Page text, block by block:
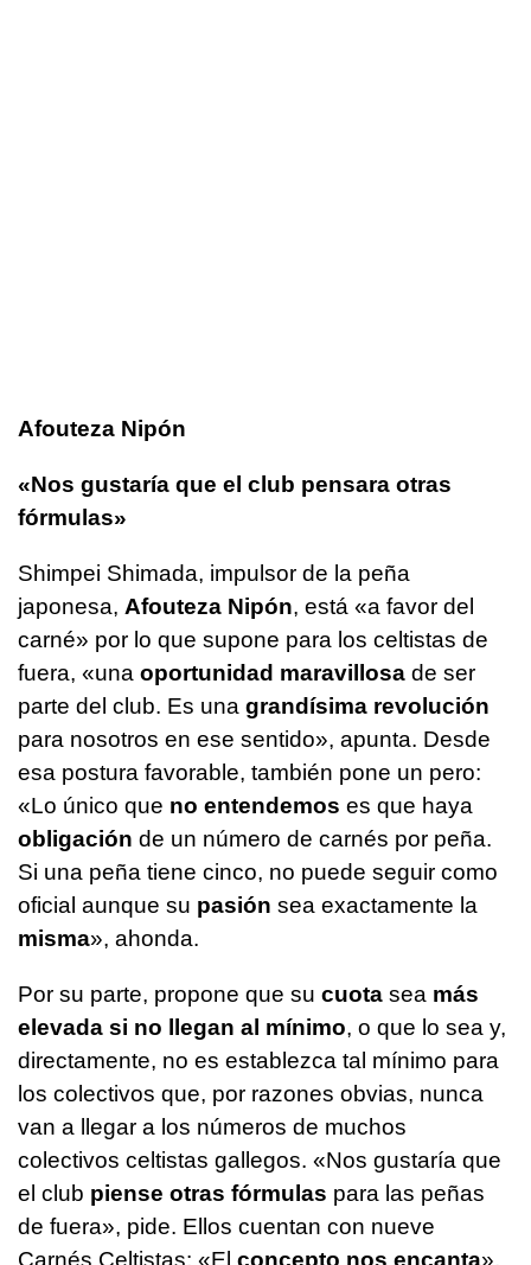
Afouteza Nipón
«Nos gustaría que el club pensara otras
fórmulas»
Shimpei Shimada, impulsor de la peña
japonesa, Afouteza Nipón, está «a favor del
carné» por lo que supone para los celtistas de
fuera, «una oportunidad maravillosa de ser
parte del club. Es una grandísima revolución
para nosotros en ese sentido», apunta. Desde
esa postura favorable, también pone un pero:
«Lo único que no entendemos es que haya
obligación de un número de carnés por peña.
Si una peña tiene cinco, no puede seguir como
oficial aunque su pasión sea exactamente la
misma», ahonda.
Por su parte, propone que su cuota sea más
elevada si no llegan al mínimo, o que lo sea y,
directamente, no es establezca tal mínimo para
los colectivos que, por razones obvias, nunca
van a llegar a los números de muchos
colectivos celtistas gallegos. «Nos gustaría que
el club piense otras fórmulas para las peñas
de fuera», pide. Ellos cuentan con nueve
Carnés Celtistas: «El concepto nos encanta»,